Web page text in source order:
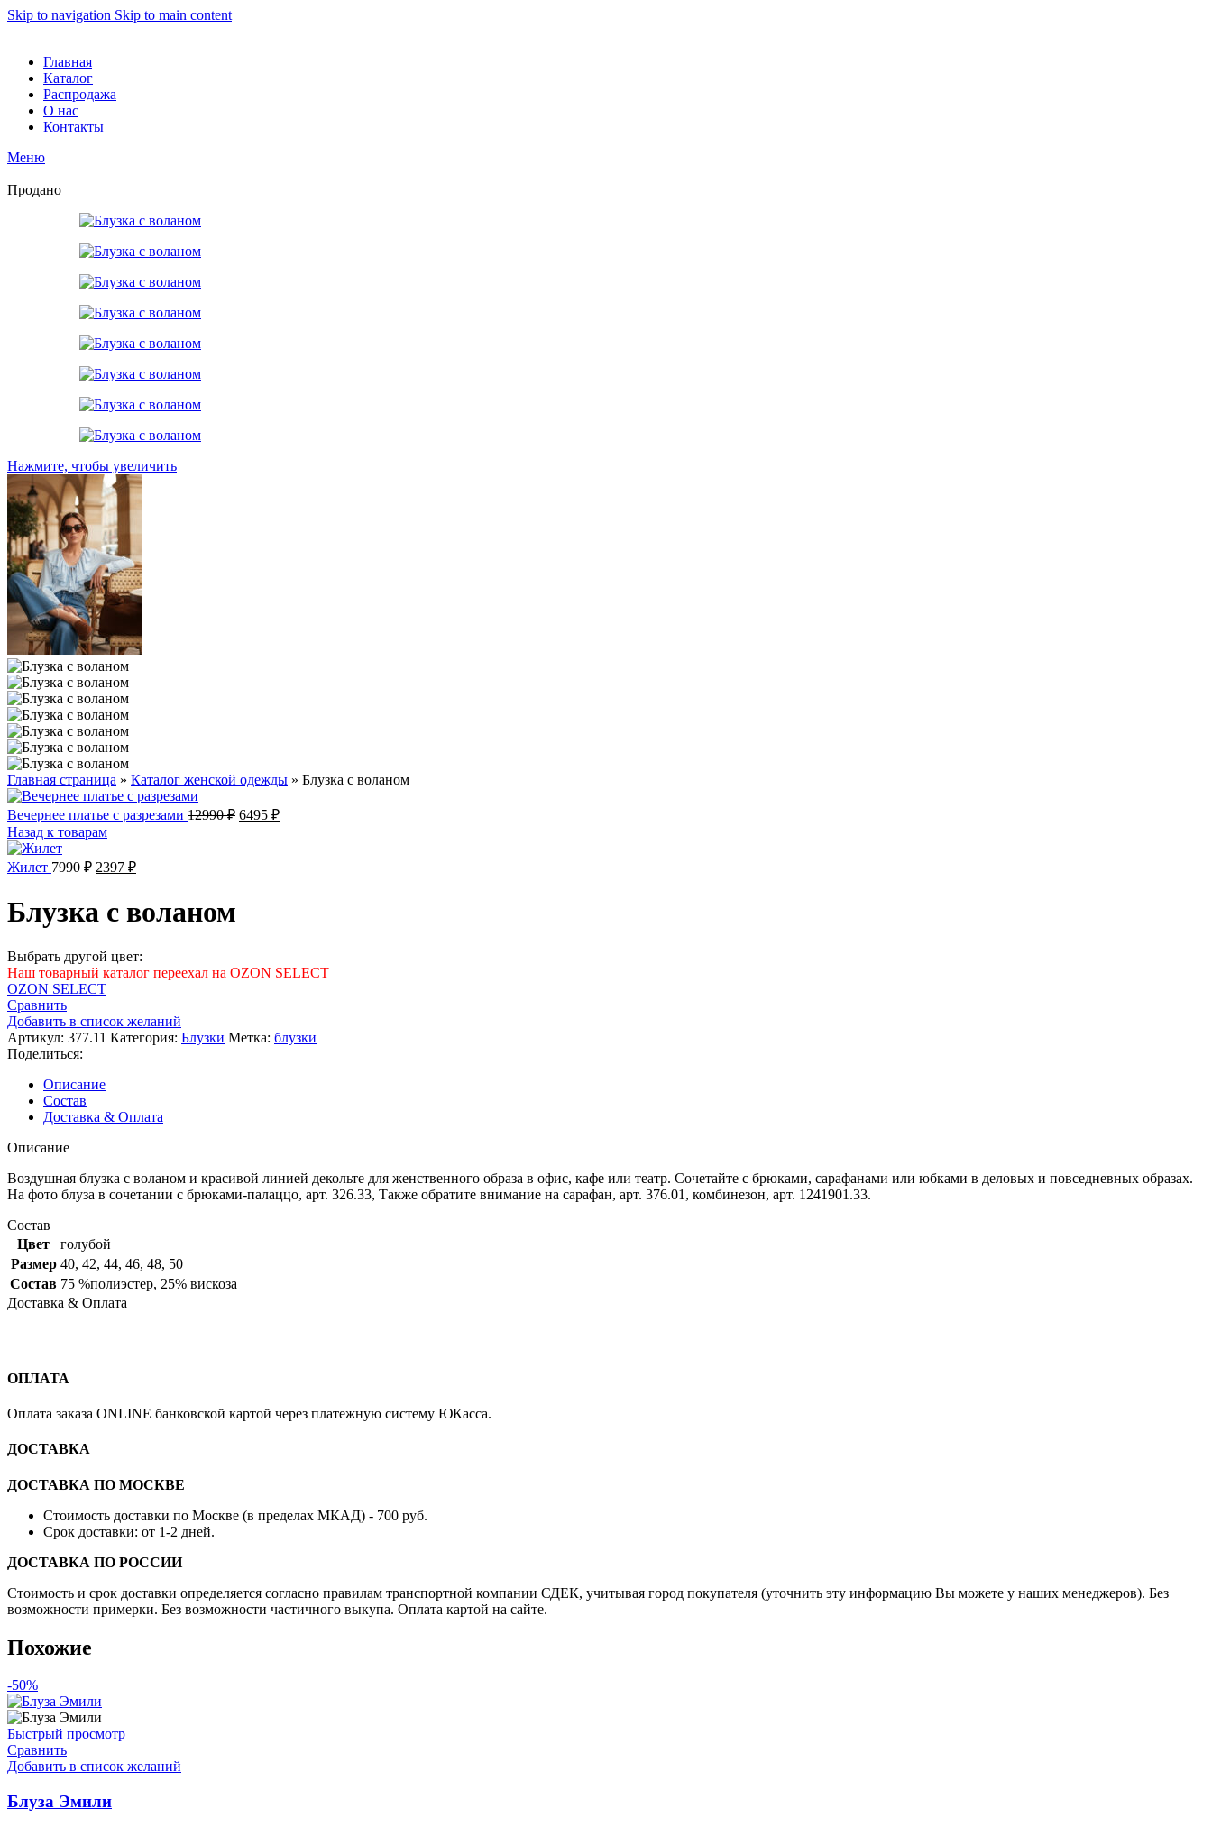
Skip to navigation Skip to main content
Главная
Каталог
Распродажа
О нас
Контакты
Меню
Продано
Нажмите, чтобы увеличить
Главная страница » Каталог женской одежды » Блузка с воланом
Вечернее платье с разрезами 12990₽ Первоначальная
6495 ₽Текущая
Назад к товарам
Жилет 7990₽ Первоначальная
7990 ₽.
2397 ₽Текущая
Блузка с воланом
Выбрать другой цвет:
Наш товарный каталог переехал на OZON SELECT
OZON SELECT
Сравнить
Добавить в список желаний
Артикул: 377.11 Категория: Блузки Метка: блузки
Поделиться:
Описание
Состав
Доставка & Оплата
Описание
Воздушная блузка с воланом и красивой линией декольте для женственного образа в офис, кафе или театр. Сочетайте с брюками, сарафанами или юбками в деловых и повседневных образах.
На фото блуза в сочетании с брюками-палаццо, арт. 326.33, Также обратите внимание на сарафан, арт. 376.01, комбинезон, арт. 1241901.33.
Состав
Цвет
голубой
Размер 40, 42, 44, 46, 48, 50
Состав 75 %полиэстер, 25% вискоза
Доставка & Оплата
ОПЛАТА
Оплата заказа ONLINE банковской картой через платежную систему ЮКасса.
ДОСТАВКА
ДОСТАВКА ПО МОСКВЕ
Стоимость доставки по Москве (в пределах МКАД) - 700 руб.
Срок доставки: от 1-2 дней.
ДОСТАВКА ПО РОССИИ
Стоимость и срок доставки определяется согласно правилам транспортной компании СДЕК, учитывая город покупателя (уточнить эту информацию Вы можете у наших менеджеров). Без
возможности примерки. Без возможности частичного выкупа. Оплата картой на сайте.
Похожие
-50%
Быстрый просмотр
Сравнить
Добавить в список желаний
Блуза Эмили